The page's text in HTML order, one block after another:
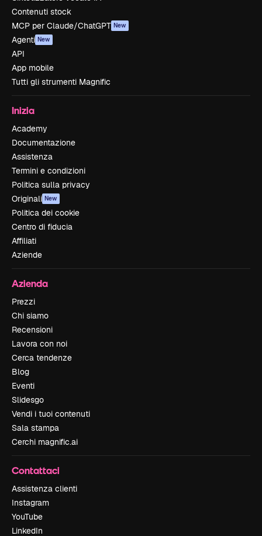
Contenuti stock
MCP per Claude/ChatGPT New
Agenti New
API
App mobile
Tutti gli strumenti Magnific
Inizia
Academy
Documentazione
Assistenza
Termini e condizioni
Politica sulla privacy
Originali New
Politica dei cookie
Centro di fiducia
Affiliati
Aziende
Azienda
Prezzi
Chi siamo
Recensioni
Lavora con noi
Cerca tendenze
Blog
Eventi
Slidesgo
Vendi i tuoi contenuti
Sala stampa
Cerchi magnific.ai
Contattaci
Assistenza clienti
Instagram
YouTube
LinkedIn